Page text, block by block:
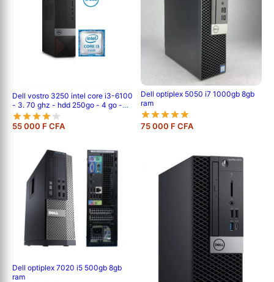
Dell vostro 3250 intel core i3-6100
- 3. 70 ghz - hdd 250go - 4 go -
6eme génération
55 000 F CFA
Dell optiplex 5050 i7 1000gb 8gb
ram
75 000 F CFA
Dell optiplex 7020 i5 500gb 8gb
ram